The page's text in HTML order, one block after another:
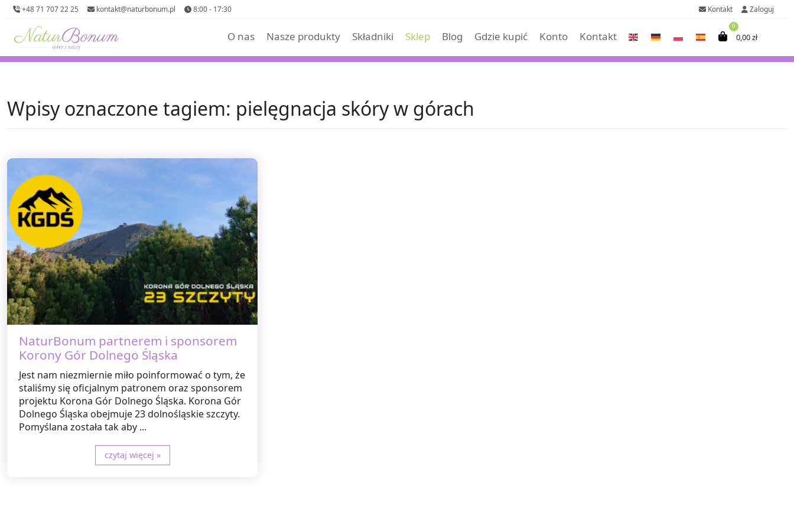
+48 71 707 22 25 kontakt@naturbonum.pl 8:00 - 17:30 Kontakt Zaloguj
O nas Nasze produkty Składniki Sklep Blog Gdzie kupić Konto Kontakt
0
0,00zł
Wpisy oznaczone tagiem: pielęgnacja skóry w górach
NaturBonum partnerem i sponsorem
Korony Gór Dolnego Śląska
Jest nam niezmiernie miło poinformować o tym, że
staliśmy się oficjalnym patronem oraz sponsorem
projektu Korona Gór Dolnego Śląska. Korona Gór
Dolnego Śląska obejmuje 23 dolnośląskie szczyty.
Pomyślana została tak aby ...
czytaj więcej »